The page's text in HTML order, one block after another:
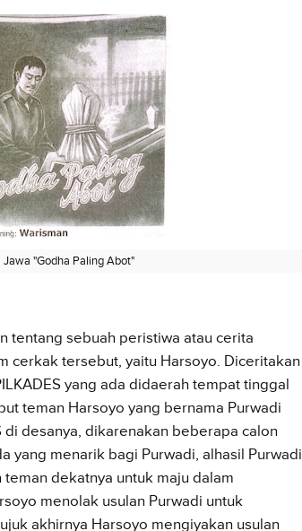
"Godha Paling Abot"
tentang sebuah peristiwa atau cerita
cerkak tersebut, yaitu Harsoyo. Diceritakan
yang ada didaerah tempat tinggal
teman Harsoyo yang bernama Purwadi
di desanya, dikarenakan beberapa calon
yang menarik bagi Purwadi, alhasil Purwadi
dekatnya untuk maju dalam
menolak usulan Purwadi untuk
akhirnya Harsoyo mengiyakan usulan